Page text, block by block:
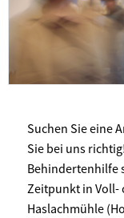
Suchen Sie eine
Sie bei uns
Behindertenhilfe
Zeitpunkt in Voll-
Haslachmühle